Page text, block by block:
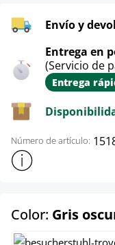
Envío y
Entrega en
(Servicio de
Entrega
Número de artículo:
Mostrar más
Color: Gris